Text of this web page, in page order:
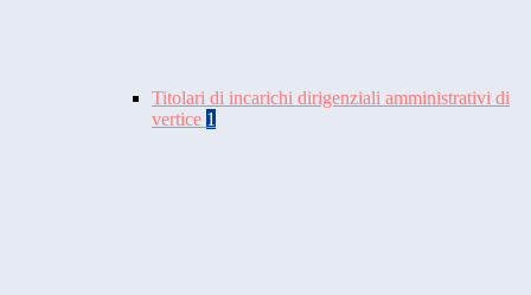
Titolari di incarichi dirigenziali amministrativi di
vertice 1